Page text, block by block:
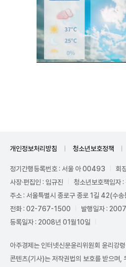
개인정보처리방침 청소년보호정책
정기간행등록번호 : 서울 아 00493
회
사장·편집인 : 임규진
청소년보호책임자 :
주소 : 서울특별시 종로구 종로 1길 42(수
전화 : 02-767-1500
발행일자 :
등록일자 : 2008년 01월10일
아주경제는 인터넷신문윤리위원회 윤리강
콘텐츠(기사)는 저작권법의 보호를 받으며,